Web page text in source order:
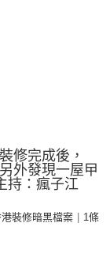
修完成後，
外發現一屋曱
持：瘋子江
裝修暗黑檔案
1條